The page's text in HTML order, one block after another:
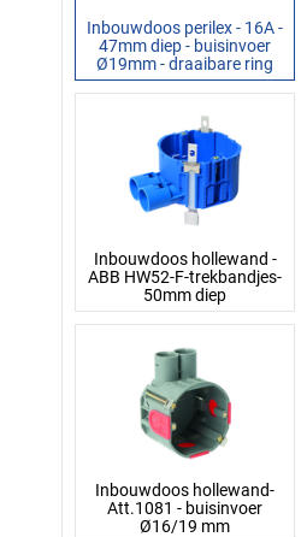
Inbouwdoos perilex - 16A -
47mm diep - buisinvoer
Ø19mm - draaibare ring
Inbouwdoos hollewand -
ABB HW52-F-trekbandjes-
50mm diep
Inbouwdoos hollewand-
Att.1081 - buisinvoer
Ø16/19 mm